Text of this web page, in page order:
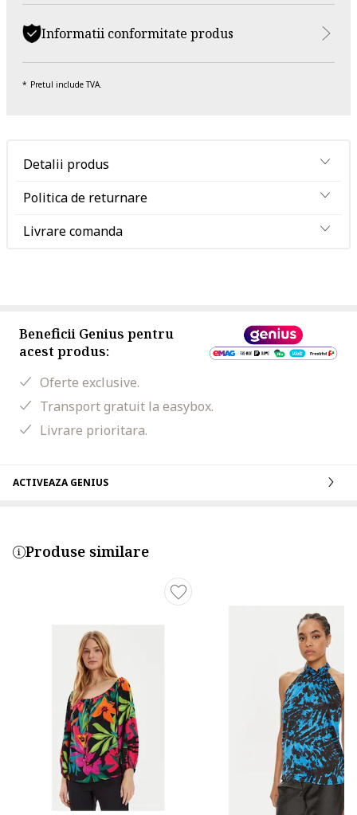
Informatii conformitate produs
Pretul include TVA.
Detalii produs
Politica de returnare
Livrare comanda
Beneficii Genius pentru
acest produs:
Oferte exclusive.
Transport gratuit la easybox.
Livrare prioritara.
ACTIVEAZA GENIUS
Produse similare